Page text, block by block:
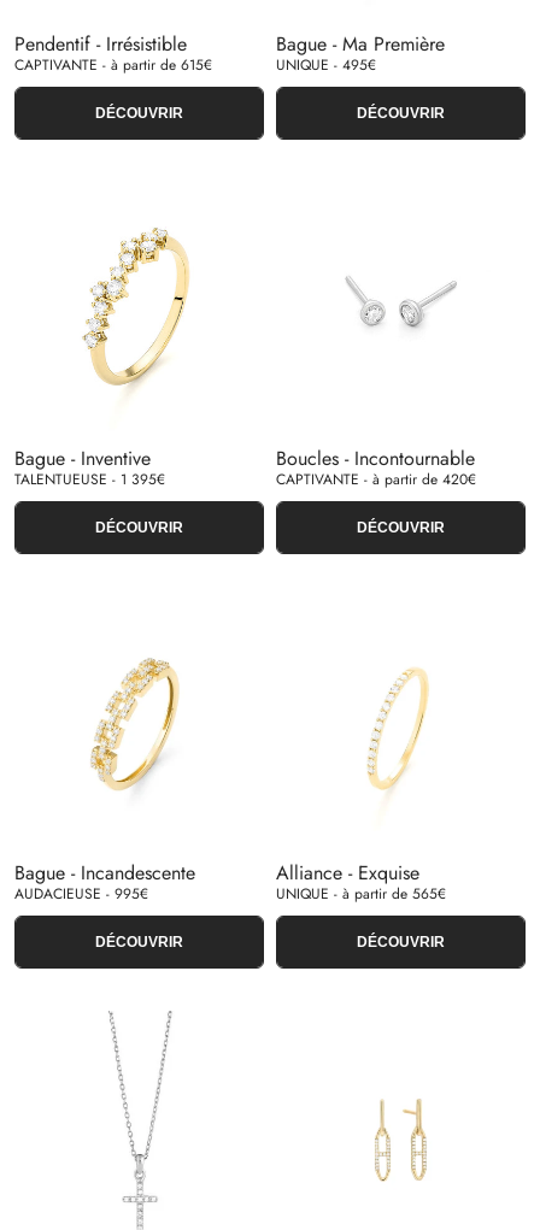
Pendentif - Irrésistible
CAPTIVANTE - à partir de 615€
DÉCOUVRIR
Bague - Ma Première
UNIQUE - 495€
DÉCOUVRIR
Bague - Inventive
TALENTUEUSE - 1 395€
DÉCOUVRIR
Boucles - Incontournable
CAPTIVANTE - à partir de 420€
DÉCOUVRIR
Bague - Incandescente
AUDACIEUSE - 995€
DÉCOUVRIR
Alliance - Exquise
UNIQUE - à partir de 565€
DÉCOUVRIR